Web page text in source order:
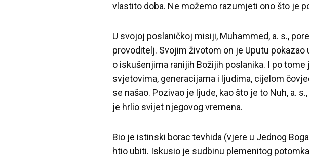
vlastito doba. Ne možemo razumjeti ono što je
U svojoj poslaničkoj misiji, Muhammed, a. s.,
provoditelj. Svojim životom on je Uputu
o iskušenjima ranijih Božijih poslanika. I po
svjetovima, generacijama i ljudima, cijelom
se našao. Pozivao je ljude, kao što je to Nuh, a.
je hrlio svijet njegovog vremena.
Bio je istinski borac tevhida (vjere u Jednog
htio ubiti. Iskusio je sudbinu plemenitog